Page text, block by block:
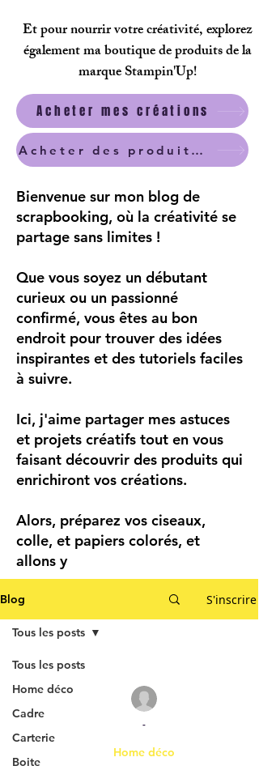
Et pour nourrir votre créativité, explorez
également ma boutique de produits de la
marque Stampin'Up!
Acheter mes créations
Acheter des produits scrapbooking
Bienvenue sur mon blog de
scrapbooking, où la créativité se
partage sans limites !
Que vous soyez un débutant
curieux ou un passionné
confirmé, vous êtes au bon
endroit pour trouver des idées
inspirantes et des tutoriels faciles
à suivre.
Ici, j'aime partager mes astuces
et projets créatifs tout en vous
faisant découvrir des produits qui
enrichiront vos créations.
Alors, préparez vos ciseaux,
colle, et papiers colorés, et
allons y
Blog S'inscrire
Tous les posts
Home déco
Cadre
Carterie
Boite
Tous les posts
-
Home déco